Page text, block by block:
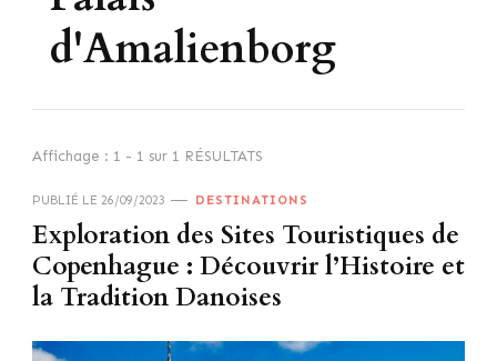
d'Amalienborg
Affichage : 1 - 1 sur 1 RÉSULTATS
PUBLIÉ LE 26/09/2023 DESTINATIONS
Exploration des Sites Touristiques de
Copenhague : Découvrir l’Histoire et
la Tradition Danoises